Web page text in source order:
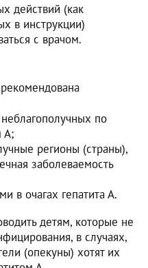
действий (как
в инструкции)
с врачом.
по
А;
регионы (страны),
заболеваемость
в очагах гепатита А.
детям, которые не
в случаях,
(опекуны) хотят их